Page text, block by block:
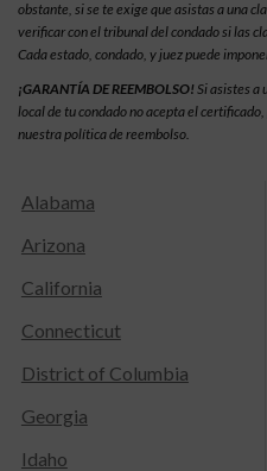
obstante, si se te exige que asistas a una
verificar con el tribunal del condado si las
Cada estado, condado, y juez puede
¡GARANTÍA DE REEMBOLSO! Si asistes a
local de tu condado no acepta el
nuestra política de reembolso.
Alabama
Arizona
California
Connecticut
District of Columbia
Georgia
Idaho